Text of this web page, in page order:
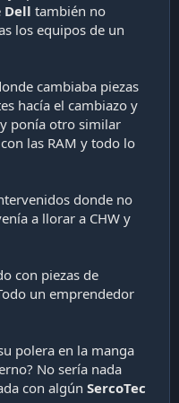
Dell también no
los equipos de un
cambiaba piezas
hacía el cambiazo y
y ponía otro similar
las RAM y todo lo
donde no
a llorar a CHW y
con piezas de
un emprendedor
polera en la manga
No sería nada
con algún SercoTec